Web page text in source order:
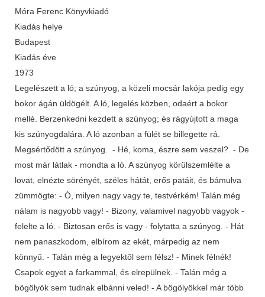
Móra Ferenc Könyvkiadó
Kiadás helye
Budapest
Kiadás éve
1973
Legelészett a ló; a szúnyog, a közeli mocsár lakója pedig egy
bokor ágán üldögélt. A ló, legelés közben, odaért a bokor
mellé. Berzenkedni kezdett a szúnyog; és rágyújtott a maga
kis szúnyogdalára. A ló azonban a fülét se billegette rá.
Megsértődött a szúnyog. - Hé, koma, észre sem veszel? - De
most már látlak - mondta a ló. A szúnyog körülszemlélte a
lovat, elnézte sörényét, széles hátát, erős patáit, és bámulva
zümmögte: - Ó, milyen nagy vagy te, testvérkém! Talán még
nálam is nagyobb vagy! - Bizony, valamivel nagyobb vagyok -
felelte a ló. - Biztosan erős is vagy - folytatta a szúnyog. - Hát
nem panaszkodom, elbírom az ekét, márpedig az nem
könnyű. - Talán még a legyektől sem félsz! - Minek félnék!
Csapok egyet a farkammal, és elrepülnek. - Talán még a
bögölyök sem tudnak elbánni veled! - A bögölyökkel már több